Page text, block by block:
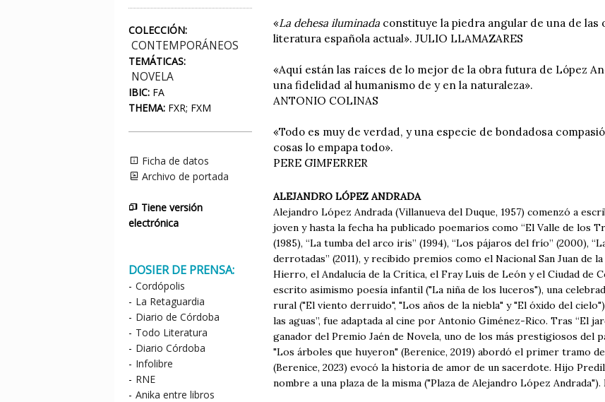
COLECCIÓN:
CONTEMPORÁNEOS
TEMÁTICAS:
NOVELA
IBIC: FA
THEMA: FXR; FXM
Ficha de datos
Archivo de portada
Tiene versión
electrónica
DOSIER DE PRENSA:
- Cordópolis
- La Retaguardia
- Diario de Córdoba
- Todo Literatura
- Diario Córdoba
- Infolibre
- RNE
- Anika entre libros
«La dehesa iluminada constituye la piedra angular de una de
literatura española actual». JULIO LLAMAZARES
«Aquí están las raíces de lo mejor de la obra futura de López
una fidelidad al humanismo de y en la naturaleza».
ANTONIO COLINAS
«Todo es muy de verdad, y una especie de bondadosa
cosas lo empapa todo».
PERE GIMFERRER
ALEJANDRO LÓPEZ ANDRADA
Alejandro López Andrada (Villanueva del Duque, 1957) comenzó a
joven y hasta la fecha ha publicado poemarios como “El Valle de los
(1985), “La tumba del arco iris” (1994), “Los pájaros del frío” (2000),
derrotadas” (2011), y recibido premios como el Nacional San Juan de
Hierro, el Andalucía de la Crítica, el Fray Luis de León y el Ciudad de
escrito asimismo poesía infantil ("La niña de los luceros"), una
rural ("El viento derruido", "Los años de la niebla" y "El óxido del
las aguas”, fue adaptada al cine por Antonio Giménez-Rico. Tras “El
ganador del Premio Jaén de Novela, uno de los más prestigiosos del
"Los árboles que huyeron" (Berenice, 2019) abordó el primer tramo
(Berenice, 2023) evocó la historia de amor de un sacerdote. Hijo
nombre a una plaza de la misma ("Plaza de Alejandro López